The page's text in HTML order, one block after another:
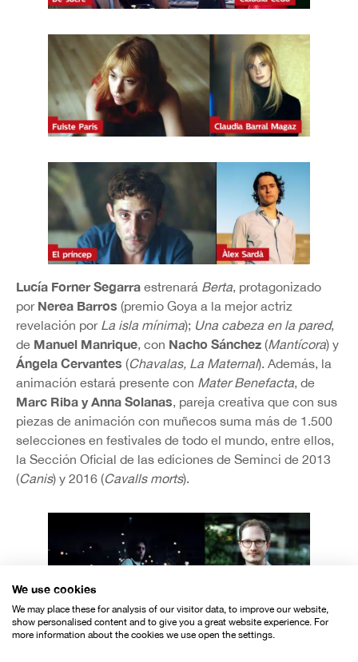
Lucía Forner Segarra estrenará Berta, protagonizado
por Nerea Barros (premio Goya a la mejor actriz
revelación por La isla mínima); Una cabeza en la pared,
de Manuel Manrique, con Nacho Sánchez (Mantícora) y
Ángela Cervantes (Chavalas, La Maternal). Además, la
animación estará presente con Mater Benefacta, de
Marc Riba y Anna Solanas, pareja creativa que con sus
piezas de animación con muñecos suma más de 1.500
selecciones en festivales de todo el mundo, entre ellos,
la Sección Oficial de las ediciones de Seminci de 2013
(Canis) y 2016 (Cavalls morts).
We use cookies
We may place these for analysis of our visitor data, to improve our website,
show personalised content and to give you a great website experience. For
more information about the cookies we use open the settings.